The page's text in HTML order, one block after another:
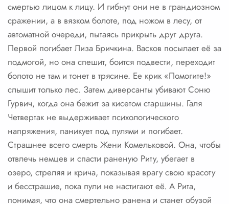
смертью лицом к лицу. И гибнут они не в грандиозном
сражении, а в вязком болоте, под ножом в лесу, от
автоматной очереди, пытаясь прикрыть друг друга.
Первой погибает Лиза Бричкина. Васков посылает её за
подмогой, но она спешит, боится подвести, переходит
болото не там и тонет в трясине. Ее крик «Помогите!»
слышит только лес. Затем диверсанты убивают Соню
Гурвич, когда она бежит за кисетом старшины. Галя
Четвертак не выдерживает психологического
напряжения, паникует под пулями и погибает.
Страшнее всего смерть Жени Комельковой. Она, чтобы
отвлечь немцев и спасти раненую Риту, убегает в
озеро, стреляя и крича, показывая врагу свою красоту
и бесстрашие, пока пули не настигают её. А Рита,
понимая, что она смертельно ранена и станет обузой